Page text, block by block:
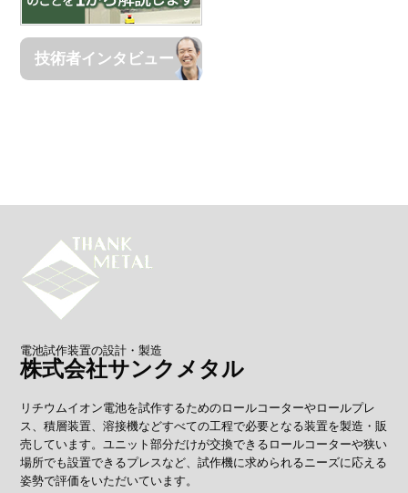
技術者インタビュー
電池試作装置の設計・製造
株式会社サンクメタル
リチウムイオン電池を試作するためのロールコーターやロールプレ
ス、積層装置、溶接機などすべての工程で必要となる装置を製造・販
売しています。ユニット部分だけが交換できるロールコーターや狭い
場所でも設置できるプレスなど、試作機に求められるニーズに応える
姿勢で評価をいただいています。